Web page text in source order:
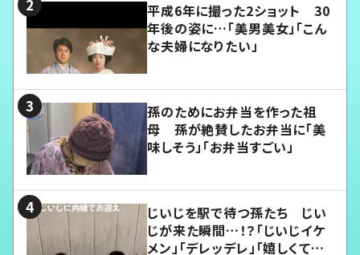
平成6年に撮った2ショット 30
年後の姿に…「美男美女」「こん
な夫婦になりたい」
孫のためにお弁当を作った祖
母 孫が絶賛したお弁当に「美
味しそう」「お弁当すごい」
じいじを駅で待つ孫たち じい
じが来た瞬間…！？「じいじイケ
メン」「デレッデレ」「嬉しくて可